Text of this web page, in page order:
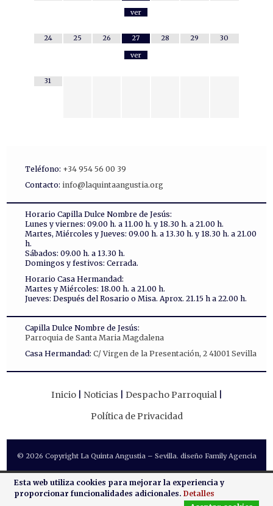
ver
24 25 26
27
ver
28 29 30
31
Teléfono: +34 954 56 00 39
Contacto: info@laquintaangustia.org
Horario Capilla Dulce Nombre de Jesús:
Lunes y viernes: 09.00 h. a 11.00 h. y 18.30 h. a 21.00 h.
Martes, Miércoles y Jueves: 09.00 h. a 13.30 h. y 18.30 h. a 21.00
h.
Sábados: 09.00 h. a 13.30 h.
Domingos y festivos: Cerrada.
Horario Casa Hermandad:
Martes y Miércoles: 18.00 h. a 21.00 h.
Jueves: Después del Rosario o Misa. Aprox. 21.15 h a 22.00 h.
Capilla Dulce Nombre de Jesús:
Parroquia de Santa Maria Magdalena
Casa Hermandad: C/ Virgen de la Presentación, 2 41001 Sevilla
Inicio Noticias
Despacho Parroquial
Política de Privacidad
© 2026 Copyright La Quinta Angustia – Sevilla. diseño Family Agencia
Esta web utiliza cookies para mejorar la experiencia y
proporcionar funcionalidades adicionales. Detalles